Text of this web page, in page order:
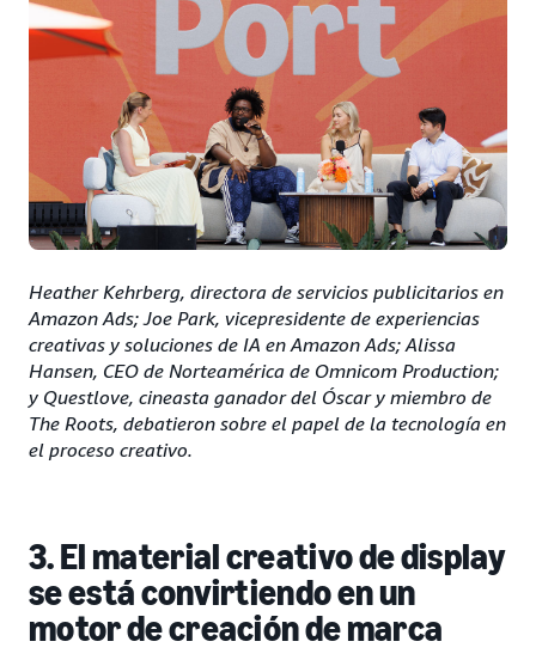
Heather Kehrberg, directora de servicios publicitarios en
Amazon Ads; Joe Park, vicepresidente de experiencias
creativas y soluciones de IA en Amazon Ads; Alissa
Hansen, CEO de Norteamérica de Omnicom Production;
y Questlove, cineasta ganador del Óscar y miembro de
The Roots, debatieron sobre el papel de la tecnología en
el proceso creativo.
3. El material creativo de display
se está convirtiendo en un
motor de creación de marca